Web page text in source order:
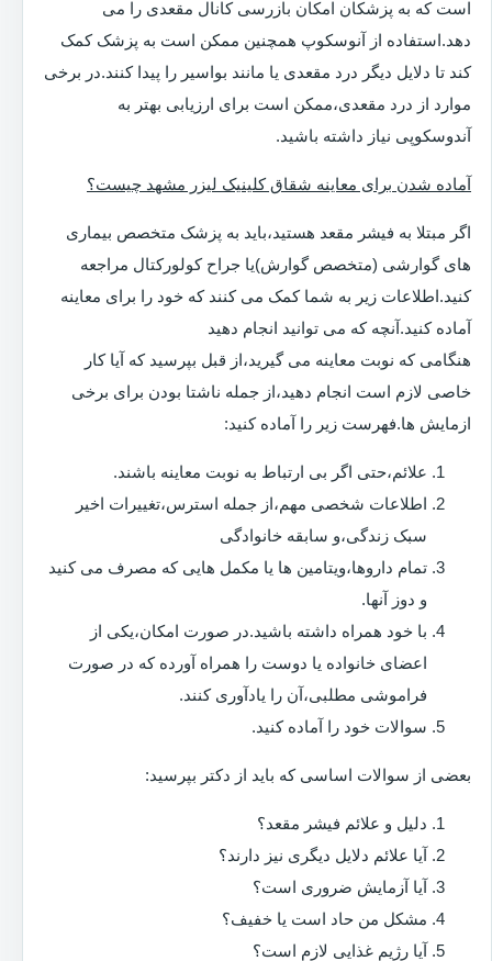
است که به پزشکان امکان بازرسی کانال مقعدی را می
دهد.استفاده از آنوسکوپ همچنین ممکن است به پزشک کمک
کند تا دلایل دیگر درد مقعدی یا مانند بواسیر را پیدا کنند.در برخی
موارد از درد مقعدی،ممکن است برای ارزیابی بهتر به
آندوسکوپی نیاز داشته باشید.
آماده شدن برای معاینه شقاق کلینیک لیزر مشهد چیست؟
اگر مبتلا به فیشر مقعد هستید،باید به پزشک متخصص بیماری
های گوارشی (متخصص گوارش)یا جراح کولورکتال مراجعه
کنید.اطلاعات زیر به شما کمک می کنند که خود را برای معاینه
آماده کنید.آنچه که می توانید انجام دهید
هنگامی که نوبت معاینه می گیرید،از قبل بپرسید که آیا کار
خاصی لازم است انجام دهید،از جمله ناشتا بودن برای برخی
ازمایش ها.فهرست زیر را آماده کنید:
علائم،حتی اگر بی ارتباط به نوبت معاینه باشند.
اطلاعات شخصی مهم،از جمله استرس،تغییرات اخیر
سبک زندگی،و سابقه خانوادگی
تمام داروها،ویتامین ها یا مکمل هایی که مصرف می کنید
و دوز آنها.
با خود همراه داشته باشید.در صورت امکان،یکی از
اعضای خانواده یا دوست را همراه آورده که در صورت
فراموشی مطلبی،آن را یادآوری کنند.
سوالات خود را آماده کنید.
بعضی از سوالات اساسی که باید از دکتر بپرسید:
دلیل و علائم فیشر مقعد؟
آیا علائم دلایل دیگری نیز دارند؟
آیا آزمایش ضروری است؟
مشکل من حاد است یا خفیف؟
آیا رژیم غذایی لازم است؟